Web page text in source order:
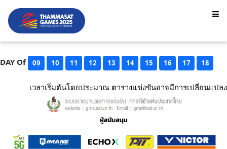
DAY Of 09 10 11 12 13 14 15 16 17 18
เวลาเริ่มตันโดยประมาณ ตารางแข่งขันอาจมีการเปลี่ยนแปลง